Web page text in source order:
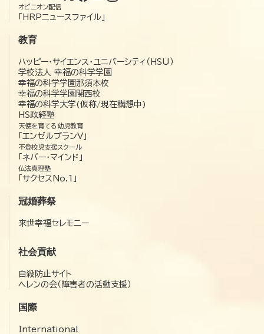
オピニオン配信
「HRPニュースファイル」
教育
ハッピー・サイエンス・ユニバーシティ（HSU）
学校法人 幸福の科学学園
幸福の科学学園那須本校
幸福の科学学園関西校
幸福の科学大学(仮称/現在構想中)
HS政経塾
天使を育てる幼児教育
「エンゼルプランV」
不登校児支援スクール
「ネバー・マインド」
仏法真理塾
「サクセスNo.1」
冠婚葬祭
来世幸福セレモニー
社会貢献
自殺防止サイト
ヘレンの会（障害者の活動支援）
国際
International